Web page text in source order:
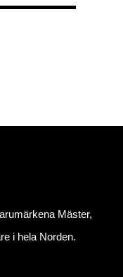
Mäster,
i hela Norden.